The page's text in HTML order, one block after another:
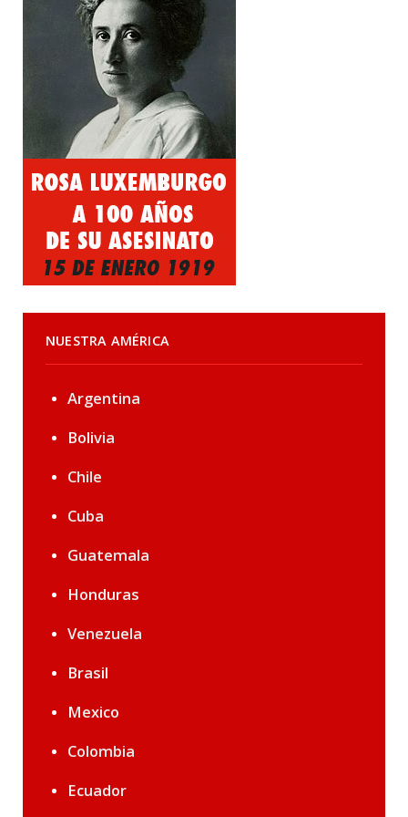
NUESTRA AMÉRICA
Argentina
Bolivia
Chile
Cuba
Guatemala
Honduras
Venezuela
Brasil
Mexico
Colombia
Ecuador